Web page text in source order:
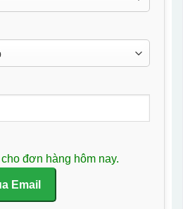
đơn hàng hôm nay.
Email